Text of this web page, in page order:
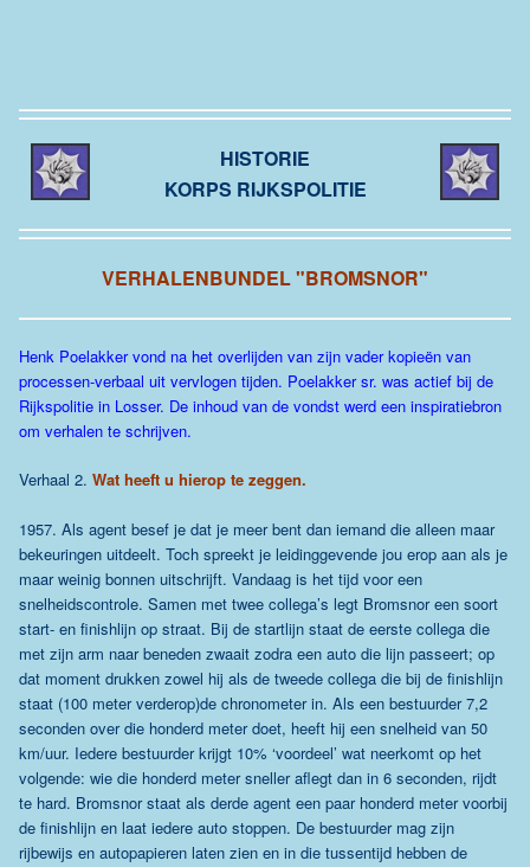
HISTORIE
KORPS RIJKSPOLITIE
VERHALENBUNDEL "BROMSNOR"
Henk Poelakker vond na het overlijden van zijn vader kopieën van
processen-verbaal uit vervlogen tijden. Poelakker sr. was actief bij de
Rijkspolitie in Losser. De inhoud van de vondst werd een inspiratiebron
om verhalen te schrijven.
Verhaal 2. Wat heeft u hierop te zeggen.
1957. Als agent besef je dat je meer bent dan iemand die alleen maar
bekeuringen uitdeelt. Toch spreekt je leidinggevende jou erop aan als je
maar weinig bonnen uitschrijft. Vandaag is het tijd voor een
snelheidscontrole. Samen met twee collega’s legt Bromsnor een soort
start- en finishlijn op straat. Bij de startlijn staat de eerste collega die
met zijn arm naar beneden zwaait zodra een auto die lijn passeert; op
dat moment drukken zowel hij als de tweede collega die bij de finishlijn
staat (100 meter verderop)de chronometer in. Als een bestuurder 7,2
seconden over die honderd meter doet, heeft hij een snelheid van 50
km/uur. Iedere bestuurder krijgt 10% ‘voordeel’ wat neerkomt op het
volgende: wie die honderd meter sneller aflegt dan in 6 seconden, rijdt
te hard. Bromsnor staat als derde agent een paar honderd meter voorbij
de finishlijn en laat iedere auto stoppen. De bestuurder mag zijn
rijbewijs en autopapieren laten zien en in die tussentijd hebben de